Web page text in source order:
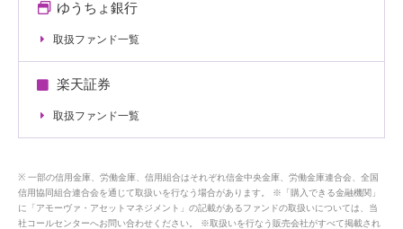
ゆうちょ銀行
取扱ファンド一覧
楽天証券
取扱ファンド一覧
一部の信用金庫、労働金庫、信用組合はそれぞれ信金中央金庫、労働金庫連合会、全国
信用協同組合連合会を通じて取扱いを行なう場合があります。 ※「購入できる金融機関」
に「アモーヴァ・アセットマネジメント」の記載があるファンドの取扱いについては、当
社コールセンターへお問い合わせください。 ※取扱いを行なう販売会社がすべて掲載され